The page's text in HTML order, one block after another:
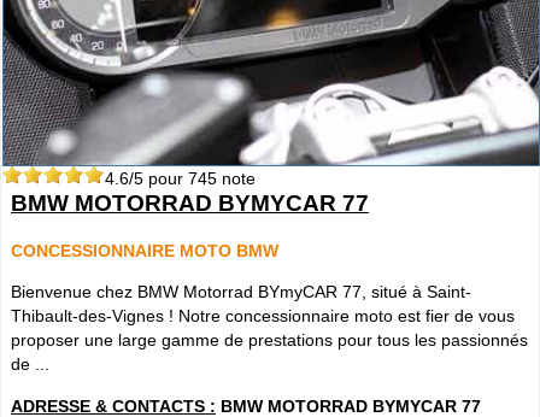
4.6/5 pour 745 note
BMW MOTORRAD BYMYCAR 77
CONCESSIONNAIRE MOTO BMW
Bienvenue chez BMW Motorrad BYmyCAR 77, situé à Saint-
Thibault-des-Vignes ! Notre concessionnaire moto est fier de vous
proposer une large gamme de prestations pour tous les passionnés
de ...
ADRESSE & CONTACTS : BMW MOTORRAD BYMYCAR 77